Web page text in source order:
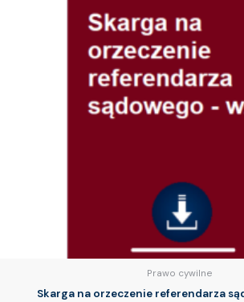
Prawo cywilne
Skarga na orzeczenie referendarza